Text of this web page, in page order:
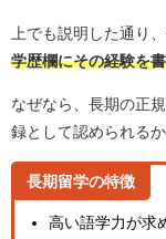
上でも説明した通り
学歴欄にその経験を
なぜなら、長期の正
録として認められるか
長期留学の特徴
高い語学力が求